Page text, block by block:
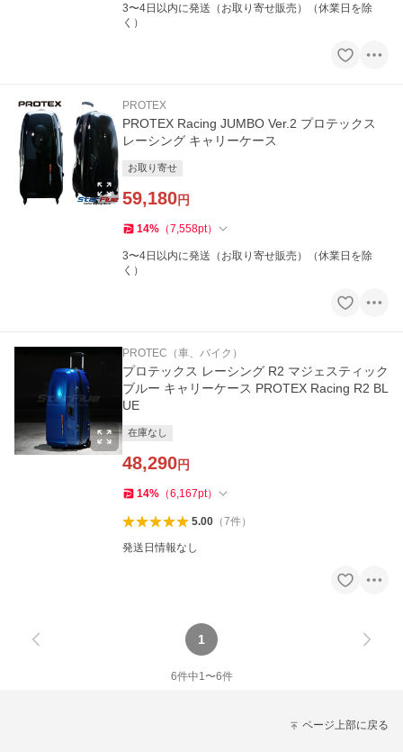
3〜4日以内に発送（お取り寄せ販売）（休業日を除
く）
PROTEX
PROTEX Racing JUMBO Ver.2 プロテックス
レーシング キャリーケース
お取り寄せ
59,180円
14% （7,558pt）
3〜4日以内に発送（お取り寄せ販売）（休業日を除
く）
PROTEC（車、バイク）
プロテックス レーシング R2 マジェスティック
ブルー キャリーケース PROTEX Racing R2 BL
UE
在庫なし
48,290円
14% （6,167pt）
5.00（7件）
発送日情報なし
1
6件中1〜6件
ページ上部に戻る